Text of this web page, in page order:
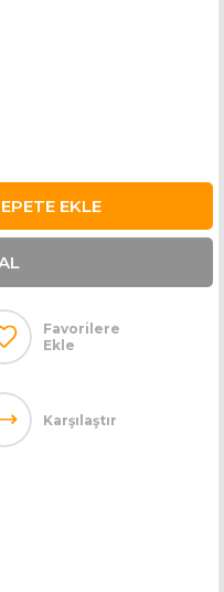
Favorilere
Ekle
Karşılaştır